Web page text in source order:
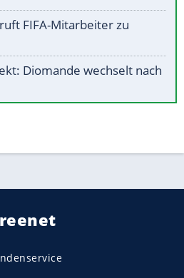
FIFA-Mitarbeiter zu
Diomande wechselt nach